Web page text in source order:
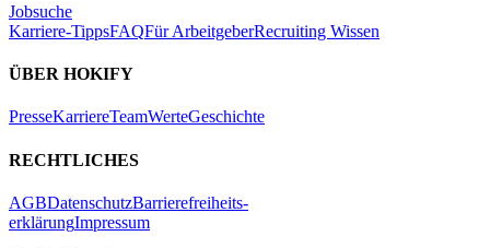
Jobsuche
Karriere-TippsFAQFür ArbeitgeberRecruiting Wissen
ÜBER HOKIFY
PresseKarriereTeamWerteGeschichte
RECHTLICHES
AGBDatenschutzBarrierefreiheits-
erklärungImpressum